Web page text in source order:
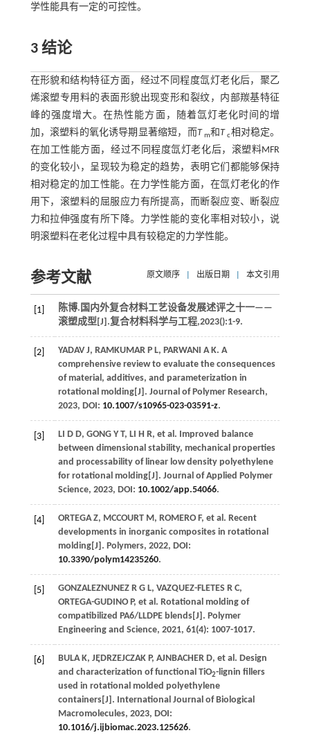
学性能具有一定的可控性。
3 结论
在形貌和结构特征方面，经过不同程度氙灯老化后，聚乙
烯滚塑专用料的表面形貌出现变形和裂纹，内部羰基特征
峰的强度增大。在热性能方面，随着氙灯老化时间的增
加，滚塑料的氧化诱导期显著缩短，而T m和T c相对稳定。
在加工性能方面，经过不同程度氙灯老化后，滚塑料MFR
的变化较小，呈现较为稳定的趋势，表明它们都能够保持
相对稳定的加工性能。在力学性能方面，在氙灯老化的作
用下，滚塑料的屈服应力有所提高，而断裂应变、断裂应
力和拉伸强度有所下降。力学性能的变化率相对较小，说
明滚塑料在老化过程中具有较稳定的力学性能。
参考文献 原文顺序 出版日期 本文引用
[1]
陈博.国内外复合材料工艺设备发展述评之十一——
滚塑成型[J].复合材料科学与工程,2023():1-9.
[2] YADAV J, RAMKUMAR P L, PARWANI A K. A
comprehensive review to evaluate the consequences
of material, additives, and parameterization in
rotational molding[J]. Journal of Polymer Research,
2023, DOI: 10.1007/s10965-023-03591-z.
[3] LI D D, GONG Y T, LI H R, et al. Improved balance
between dimensional stability, mechanical properties
and processability of linear low density polyethylene
for rotational molding[J]. Journal of Applied Polymer
Science, 2023, DOI: 10.1002/app.54066.
[4] ORTEGA Z, MCCOURT M, ROMERO F, et al. Recent
developments in inorganic composites in rotational
molding[J]. Polymers, 2022, DOI:
10.3390/polym14235260.
[5] GONZALEZNUNEZ R G L, VAZQUEZ-FLETES R C,
ORTEGA-GUDINO P, et al. Rotational molding of
compatibilized PA6/LLDPE blends[J]. Polymer
Engineering and Science, 2021, 61(4): 1007-1017.
[6] BULA K, JĘDRZEJCZAK P, AJNBACHER D, et al. Design
and characterization of functional TiO2-lignin fillers
used in rotational molded polyethylene
containers[J]. International Journal of Biological
Macromolecules, 2023, DOI:
10.1016/j.ijbiomac.2023.125626.